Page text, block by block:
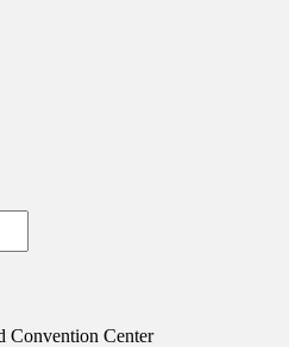
Convention Center